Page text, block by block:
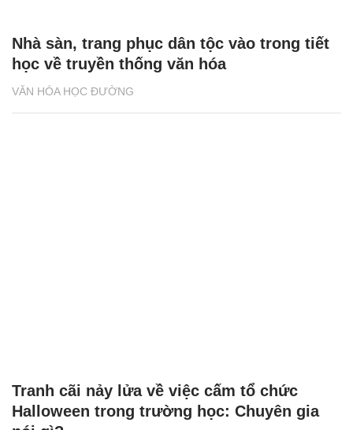
VĂN HÓA HỌC ĐƯỜNG
Nhà sàn, trang phục dân tộc vào trong tiết
học về truyền thống văn hóa
Tranh cãi nảy lửa về việc cấm tổ chức
Halloween trong trường học: Chuyên gia